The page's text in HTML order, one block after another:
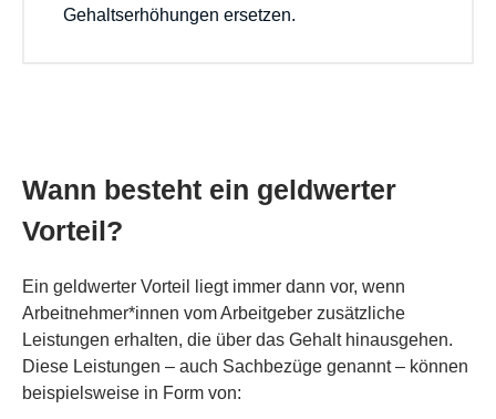
Gehaltserhöhungen ersetzen.
Wann besteht ein geldwerter
Vorteil?
Ein geldwerter Vorteil liegt immer dann vor, wenn
Arbeitnehmer*innen vom Arbeitgeber zusätzliche
Leistungen erhalten, die über das Gehalt hinausgehen.
Diese Leistungen – auch Sachbezüge genannt – können
beispielsweise in Form von: